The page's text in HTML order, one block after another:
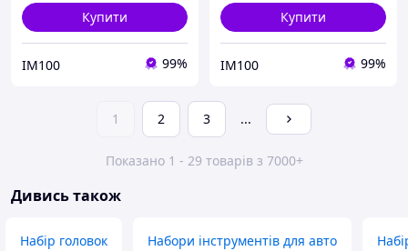
Купити
IM100 99%
Купити
IM100 99%
1 2 3 ...
Показано 1 - 29 товарів з 7000+
Дивись також
Набір головок Набори інструментів для авто